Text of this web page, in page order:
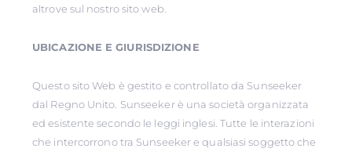
altrove sul nostro sito web.
UBICAZIONE E GIURISDIZIONE
Questo sito Web è gestito e controllato da Sunseeker
dal Regno Unito. Sunseeker è una società organizzata
ed esistente secondo le leggi inglesi. Tutte le interazioni
che intercorrono tra Sunseeker e qualsiasi soggetto che